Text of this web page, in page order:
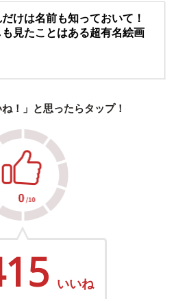
けは名前も知っておいて！
見たことはある超有名絵画
！」と思ったらタップ！
いいね